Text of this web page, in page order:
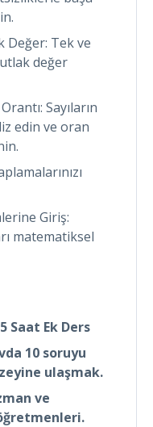
Değer: Tek ve
değer
Sayıların
edin ve oran
Giriş:
matematiksel
Saat Ek Ders
10 soruyu
ulaşmak.
ve